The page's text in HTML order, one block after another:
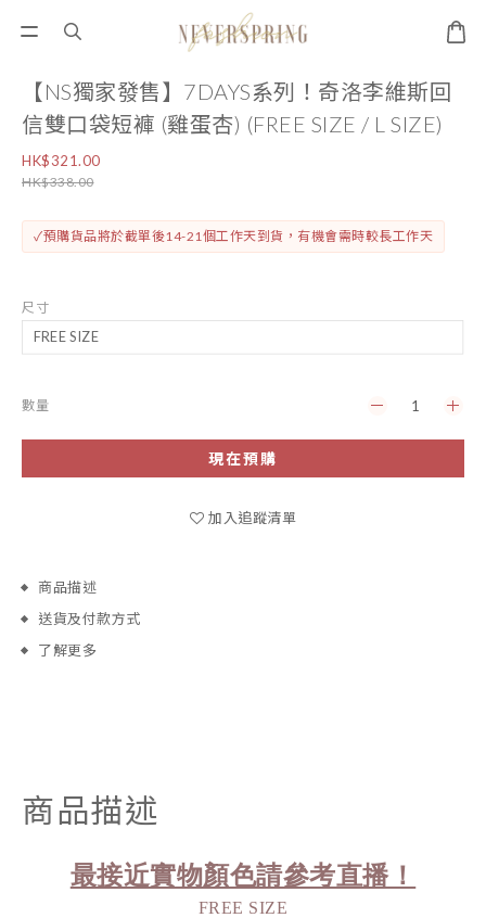
【NS獨家發售】7DAYS系列！奇洛李維斯回
信雙口袋短褲 (雞蛋杏) (FREE SIZE / L SIZE)
HK$321.00
HK$338.00
✓預購貨品將於截單後14-21個工作天到貨，有機會需時較長工作天
尺寸
數量
現在預購
加入追蹤清單
商品描述
送貨及付款方式
了解更多
商品描述
最接近實物顏色請參考直播！
FREE SIZE